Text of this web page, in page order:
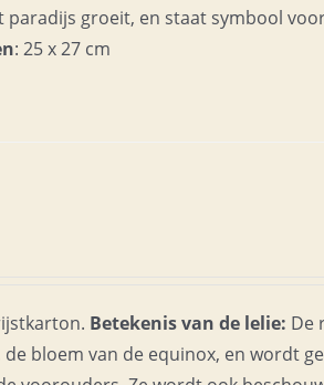
paradijs groeit, en staat symbool
: 25 x 27 cm
Betekenis van de lelie: De
de bloem van de equinox, en wordt